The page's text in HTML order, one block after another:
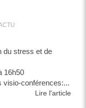
du stress et de
16h50
visio-conférences:...
Lire l'article